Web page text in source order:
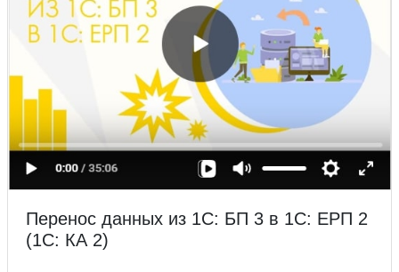
Перенос данных из 1С: БП 3 в 1С: ЕРП 2
(1С: КА 2)